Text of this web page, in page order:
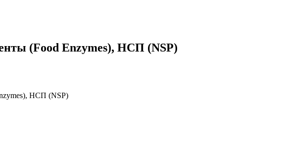
(Food Enzymes), НСП (NSP)
НСП (NSP)